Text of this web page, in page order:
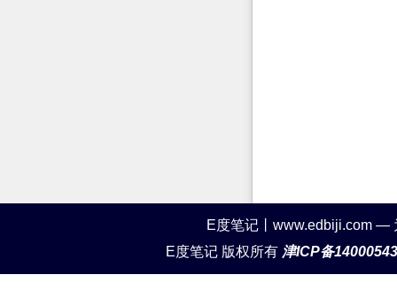
E度笔记丨www.edbiji.com
E度笔记 版权所有 津ICP备